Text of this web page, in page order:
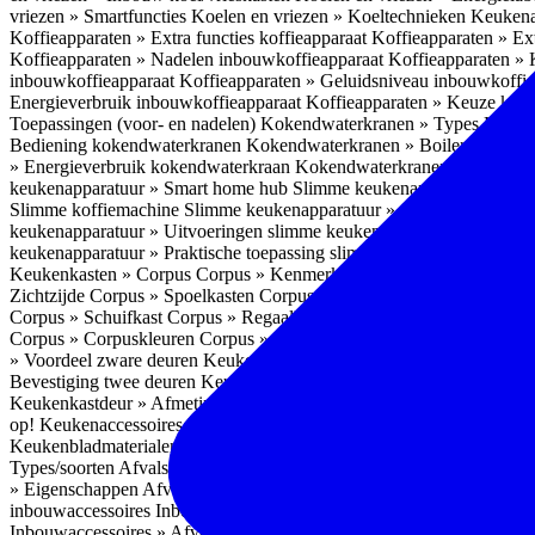
vriezen » Smartfuncties Koelen en vriezen » Koeltechnieken
Koffieapparaten » Extra functies koffieapparaat Koffieapparaten »
Koffieapparaten » Nadelen inbouwkoffieapparaat Koffieapparaten »
inbouwkoffieapparaat Koffieapparaten » Geluidsniveau
Energieverbruik inbouwkoffieapparaat Koffieapparaten » Keuze
Toepassingen (voor- en nadelen) Kokendwaterkranen » Types
Bediening kokendwaterkranen Kokendwaterkranen » Boilers
» Energieverbruik kokendwaterkraan Kokendwaterkranen »
keukenapparatuur » Smart home hub Slimme keukenapparatuur »
Slimme koffiemachine Slimme keukenapparatuur » Slimme stekker
keukenapparatuur » Uitvoeringen slimme keukenapparatuur
keukenapparatuur » Praktische toepassing slimme keukenapparatuur
Keukenkasten » Corpus Corpus » Kenmerken
Zichtzijde Corpus » Spoelkasten Corpus » Soorten keukenkasten
Corpus » Schuifkast Corpus » Regaalkast
Corpus » Corpuskleuren Corpus » Corpus in kleur
» Voordeel zware deuren Keukenkasten » Kastindeling
Bevestiging twee deuren Keukenkastdeur » Vaatwasserdeur
Keukenkastdeur » Afmetingen
op! KeukenaccessoiresKeukenaccessoires » Achterwanden
Keukenbladmaterialen als achterwand
Types/soorten Afvalsystemen » Installatie
» Eigenschappen Afvalsystemen » Inhoud
inbouwaccessoires Inbouwaccessoires » Bestek- en ladeindelingen